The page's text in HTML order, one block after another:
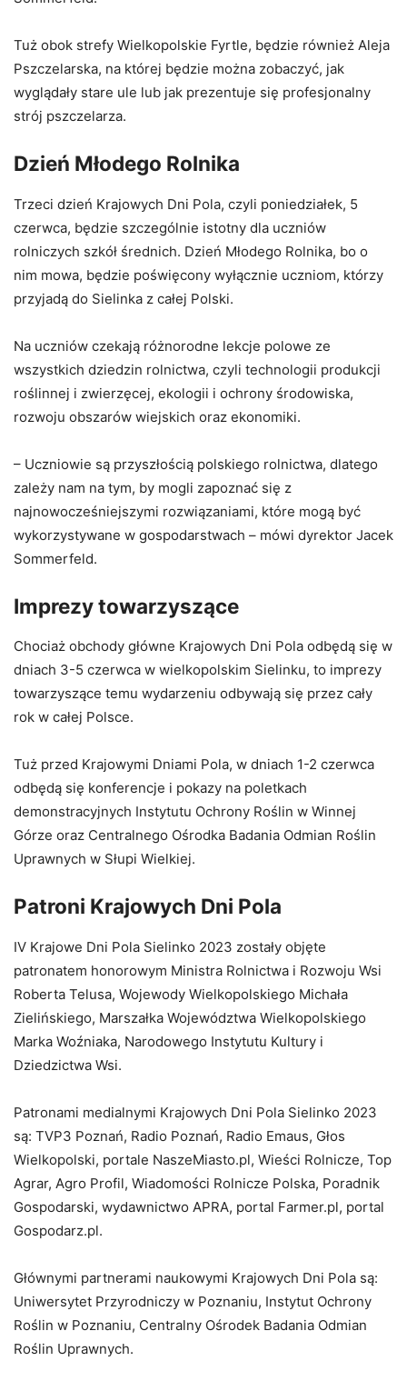
Tuż obok strefy Wielkopolskie Fyrtle, będzie również Aleja
Pszczelarska, na której będzie można zobaczyć, jak
wyglądały stare ule lub jak prezentuje się profesjonalny
strój pszczelarza.
Dzień Młodego Rolnika
Trzeci dzień Krajowych Dni Pola, czyli poniedziałek, 5
czerwca, będzie szczególnie istotny dla uczniów
rolniczych szkół średnich. Dzień Młodego Rolnika, bo o
nim mowa, będzie poświęcony wyłącznie uczniom, którzy
przyjadą do Sielinka z całej Polski.
Na uczniów czekają różnorodne lekcje polowe ze
wszystkich dziedzin rolnictwa, czyli technologii produkcji
roślinnej i zwierzęcej, ekologii i ochrony środowiska,
rozwoju obszarów wiejskich oraz ekonomiki.
– Uczniowie są przyszłością polskiego rolnictwa, dlatego
zależy nam na tym, by mogli zapoznać się z
najnowocześniejszymi rozwiązaniami, które mogą być
wykorzystywane w gospodarstwach – mówi dyrektor Jacek
Sommerfeld.
Imprezy towarzyszące
Chociaż obchody główne Krajowych Dni Pola odbędą się w
dniach 3-5 czerwca w wielkopolskim Sielinku, to imprezy
towarzyszące temu wydarzeniu odbywają się przez cały
rok w całej Polsce.
Tuż przed Krajowymi Dniami Pola, w dniach 1-2 czerwca
odbędą się konferencje i pokazy na poletkach
demonstracyjnych Instytutu Ochrony Roślin w Winnej
Górze oraz Centralnego Ośrodka Badania Odmian Roślin
Uprawnych w Słupi Wielkiej.
Patroni Krajowych Dni Pola
IV Krajowe Dni Pola Sielinko 2023 zostały objęte
patronatem honorowym Ministra Rolnictwa i Rozwoju Wsi
Roberta Telusa, Wojewody Wielkopolskiego Michała
Zielińskiego, Marszałka Województwa Wielkopolskiego
Marka Woźniaka, Narodowego Instytutu Kultury i
Dziedzictwa Wsi.
Patronami medialnymi Krajowych Dni Pola Sielinko 2023
są: TVP3 Poznań, Radio Poznań, Radio Emaus, Głos
Wielkopolski, portale NaszeMiasto.pl, Wieści Rolnicze, Top
Agrar, Agro Profil, Wiadomości Rolnicze Polska, Poradnik
Gospodarski, wydawnictwo APRA, portal Farmer.pl, portal
Gospodarz.pl.
Głównymi partnerami naukowymi Krajowych Dni Pola są:
Uniwersytet Przyrodniczy w Poznaniu, Instytut Ochrony
Roślin w Poznaniu, Centralny Ośrodek Badania Odmian
Roślin Uprawnych.